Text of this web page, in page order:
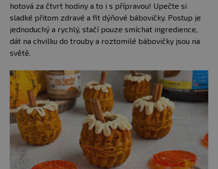
hotová za čtvrt hodiny a to i s přípravou! Upečte si
sladké přitom zdravé a fit dýňové bábovičky. Postup je
jednoduchý a rychlý, stačí pouze smíchat ingredience,
dát na chvilku do trouby a roztomilé bábovičky jsou na
světě.